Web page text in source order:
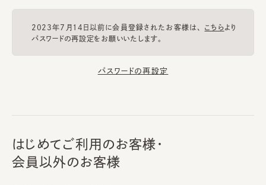
2023年7月14日以前に会員登録されたお客様は、 こちらより
パスワードの再設定をお願いいたします。
パスワードの再設定
はじめてご利用のお客様・
会員以外のお客様